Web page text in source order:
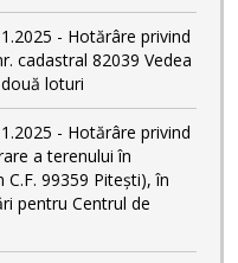
- Hotărâre privind
cadastral 82039 Vedea
loturi
- Hotărâre privind
a terenului în
99359 Pitești), în
pentru Centrul de